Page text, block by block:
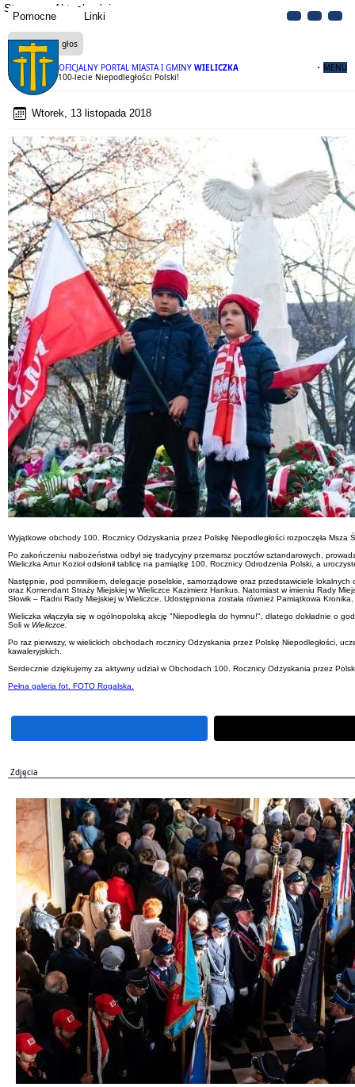
Pomocne Linki
OFICJALNY PORTAL MIASTA I GMINY WIELICZKA MENU
Strona Aktualności
Czytaj na głos
Wieliczka na 100-lecie Niepodległości Polski!
Wtorek, 13 listopada 2018
Wyjątkowe obchody 100. Rocznicy Odzyskania przez Polskę Niepodległości rozpoczęła
Po zakończeniu nabożeństwa odbył się tradycyjny przemarsz pocztów sztandarowych,
Wieliczka Artur Kozioł odsłonił tablicę na pamiątkę 100. Rocznicy Odrodzenia Polski, a
Następnie, pod pomnikiem, delegacje poselskie, samorządowe oraz przedstawiciele lokalnych
oraz Komendant Straży Miejskiej w Wieliczce Kazimierz Hankus. Natomiast w imieniu Rady
Słowik – Radni Rady Miejskiej w Wieliczce. Udostępniona została również Pamiątkowa
Wieliczka włączyła się w ogólnopolską akcję "Niepodległa do hymnu!", dlatego dokładnie o
Soli wWieliczce.
Po raz pierwszy, w wielickich obchodach rocznicy Odzyskania przez Polskę Niepodległości,
kawaleryjskich.
Serdecznie dziękujemy za aktywny udział w Obchodach 100. Rocznicy Odzyskania przez
Pełna galeria fot. FOTO Rogalska.
Zdjęcia